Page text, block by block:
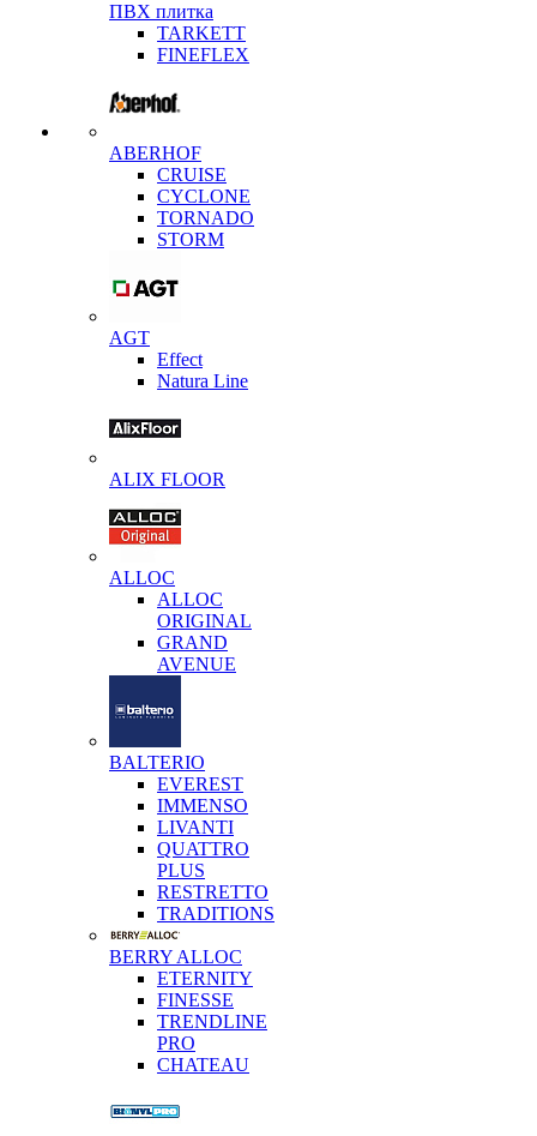
ПВХ плитка
TARKETT
FINEFLEX
ABERHOF
CRUISE
CYCLONE
TORNADO
STORM
AGT
Effect
Natura Line
ALIX FLOOR
ALLOC
ALLOC
ORIGINAL
GRAND
AVENUE
BALTERIO
EVEREST
IMMENSO
LIVANTI
QUATTRO
PLUS
RESTRETTO
TRADITIONS
BERRY ALLOC
ETERNITY
FINESSE
TRENDLINE
PRO
CHATEAU